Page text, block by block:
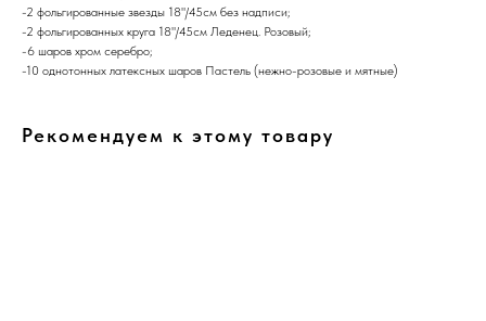
-2 фольгированные звезды 18"/45см без надписи;
-2 фольгированных круга 18"/45см Леденец. Розовый;
-6 шаров хром серебро;
-10 однотонных латексных шаров Пастель (нежно-розовые и мятные)
Рекомендуем к этому товару